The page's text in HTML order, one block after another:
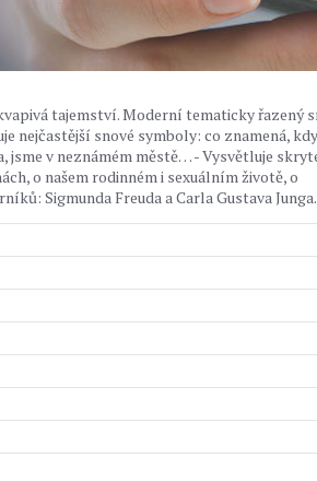
tajemství. Moderní tematicky řazený
snové symboly: co znamená,
jsme v neznámém městě… - Vysvětluje
o našem rodinném i sexuálním životě, o
Sigmunda Freuda a Carla Gustava Junga.